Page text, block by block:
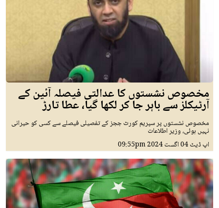
مخصوص نشستوں کا عدالتی فیصلہ آئین کے
آرٹیکلز سے باہر جا کر لکھا گیا، عطا تارڑ
مخصوص نشستوں پر سپریم کورٹ ججز کے تفصیلی فیصلے سے کسی کو حیرانی
نہیں ہوئی، وزیر اطلاعات
اپ ڈیٹ04 اگست 2024 09:55pm